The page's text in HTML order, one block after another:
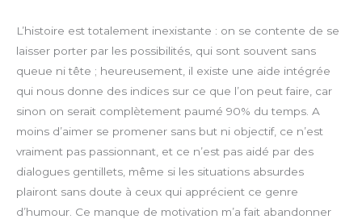
L’histoire est totalement inexistante : on se contente de se
laisser porter par les possibilités, qui sont souvent sans
queue ni tête ; heureusement, il existe une aide intégrée
qui nous donne des indices sur ce que l’on peut faire, car
sinon on serait complètement paumé 90% du temps. A
moins d’aimer se promener sans but ni objectif, ce n’est
vraiment pas passionnant, et ce n’est pas aidé par des
dialogues gentillets, même si les situations absurdes
plairont sans doute à ceux qui apprécient ce genre
d’humour. Ce manque de motivation m’a fait abandonner